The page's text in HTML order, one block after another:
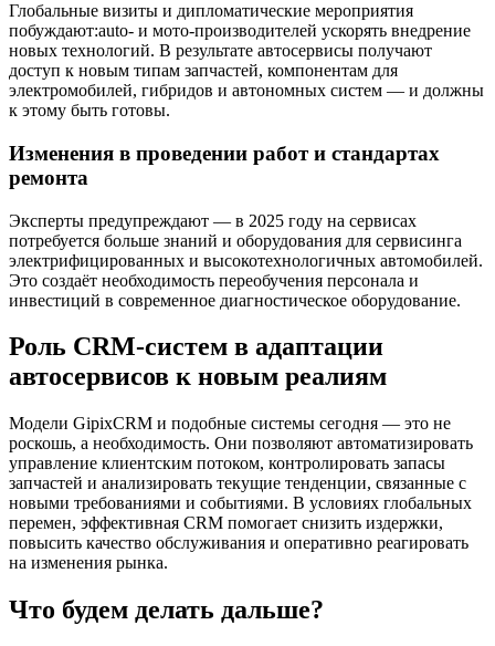
Глобальные визиты и дипломатические мероприятия
побуждают:auto- и мото-производителей ускорять внедрение
новых технологий. В результате автосервисы получают
доступ к новым типам запчастей, компонентам для
электромобилей, гибридов и автономных систем — и должны
к этому быть готовы.
Изменения в проведении работ и стандартах
ремонта
Эксперты предупреждают — в 2025 году на сервисах
потребуется больше знаний и оборудования для сервисинга
электрифицированных и высокотехнологичных автомобилей.
Это создаёт необходимость переобучения персонала и
инвестиций в современное диагностическое оборудование.
Роль CRM-систем в адаптации
автосервисов к новым реалиям
Модели GipixCRM и подобные системы сегодня — это не
роскошь, а необходимость. Они позволяют автоматизировать
управление клиентским потоком, контролировать запасы
запчастей и анализировать текущие тенденции, связанные с
новыми требованиями и событиями. В условиях глобальных
перемен, эффективная CRM помогает снизить издержки,
повысить качество обслуживания и оперативно реагировать
на изменения рынка.
Что будем делать дальше?